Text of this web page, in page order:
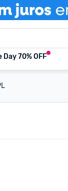
Day 70% OFF